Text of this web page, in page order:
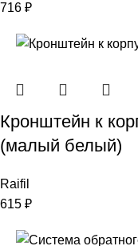
716 ₽
Кронштейн к
(малый белый)
Raifil
615 ₽